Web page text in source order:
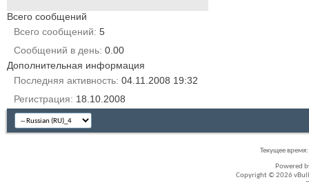
Всего сообщений
Всего сообщений 5
Сообщений в день 0.00
Дополнительная информация
Последняя активность 04.11.2008 19:32
Регистрация
18.10.2008
Текущее время:
Powered
Copyright © 2026